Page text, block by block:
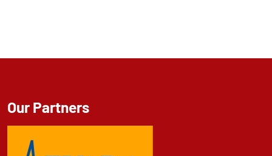
Our Partners